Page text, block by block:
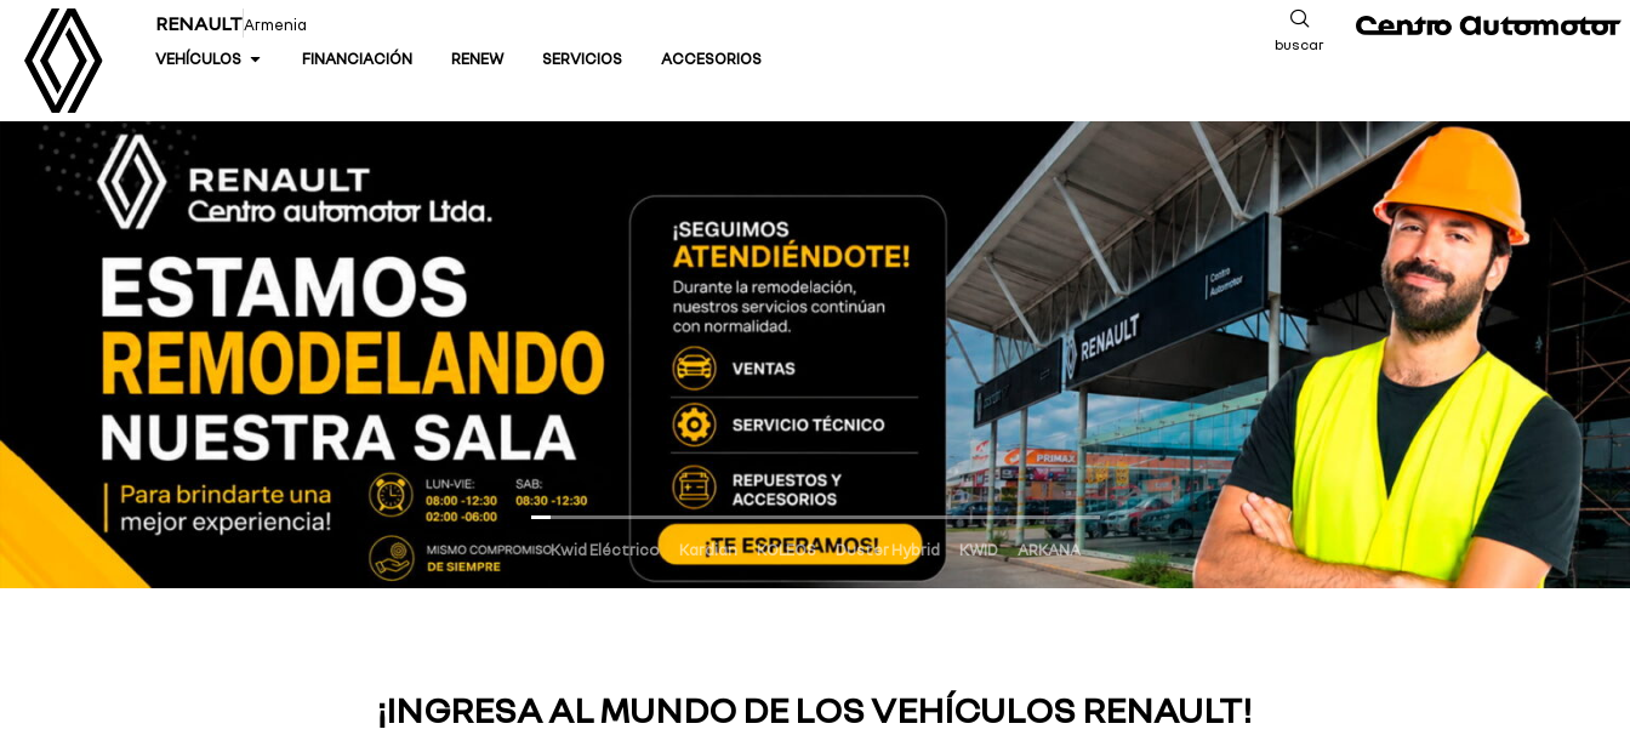
RENAULTArmenia
VEHÍCULOS
FINANCIACIÓN RENEW SERVICIOS ACCESORIOS
buscar
Kwid Eléctrico Kardian KOLEOS Duster Hybrid KWID ARKANA
¡INGRESA AL MUNDO DE LOS VEHÍCULOS RENAULT!